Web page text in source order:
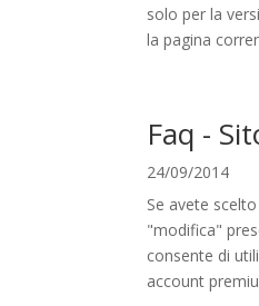
solo per la
la pagina
Faq -
24/09/2014
Se avete
"modifica"
consente di
account